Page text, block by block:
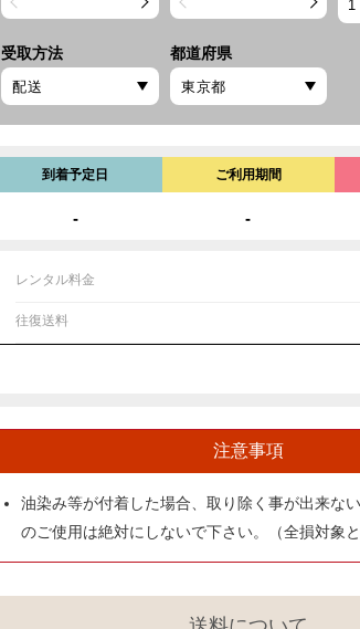
受取方法 都道府県
到着予定日
-
ご利用期間
-
レンタル料金
往復送料
注意事項
油染み等が付着した場合、取り除く事が出来な
のご使用は絶対にしないで下さい。（全損対象と